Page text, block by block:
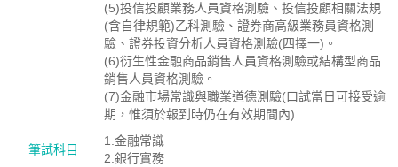
(5)投信投顧業務人員資格測驗、投信投顧相關法規
(含自律規範)乙科測驗、證券商高級業務員資格測
驗、證券投資分析人員資格測驗(四擇一)。
(6)衍生性金融商品銷售人員資格測驗或結構型商品
銷售人員資格測驗。
(7)金融市場常識與職業道德測驗(口試當日可接受逾
期，惟須於報到時仍在有效期間內)
筆試科目
1.金融常識
2.銀行實務